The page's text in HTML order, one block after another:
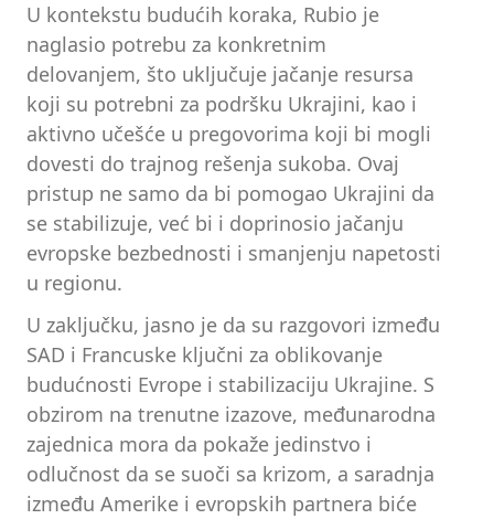
U kontekstu budućih koraka, Rubio je
naglasio potrebu za konkretnim
delovanjem, što uključuje jačanje resursa
koji su potrebni za podršku Ukrajini, kao i
aktivno učešće u pregovorima koji bi mogli
dovesti do trajnog rešenja sukoba. Ovaj
pristup ne samo da bi pomogao Ukrajini da
se stabilizuje, već bi i doprinosio jačanju
evropske bezbednosti i smanjenju napetosti
u regionu.
U zaključku, jasno je da su razgovori između
SAD i Francuske ključni za oblikovanje
budućnosti Evrope i stabilizaciju Ukrajine. S
obzirom na trenutne izazove, međunarodna
zajednica mora da pokaže jedinstvo i
odlučnost da se suoči sa krizom, a saradnja
između Amerike i evropskih partnera biće